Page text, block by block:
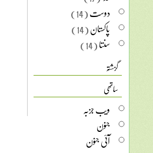
دوست(14)
پاکستان(14)
سنتا(14)
گزشتہ
ساتھی
ویب جزبہ
جنون
آئی جنون